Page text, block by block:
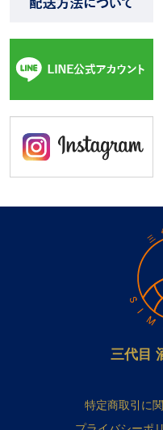
三代目
特定商取引に